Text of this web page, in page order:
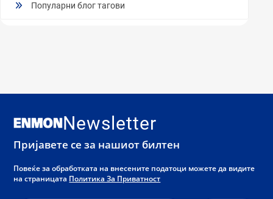
Популарни блог тагови
Newsletter
Пријавете се за нашиот билтен
Повеќе за обработката на внесените податоци можете да видите
на страницата Политика За Приватност